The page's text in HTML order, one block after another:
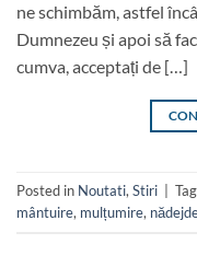
ne schimbăm, astfel
Dumnezeu și apoi să
cumva, acceptați de […]
Posted in Noutati,Stiri
mântuire, mulțumire,